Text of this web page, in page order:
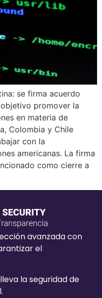
se firma acuerdo
promover la
en materia de
Colombia y Chile
con la
americanas. La firma
como cierre a
avanzada con
el
la seguridad de